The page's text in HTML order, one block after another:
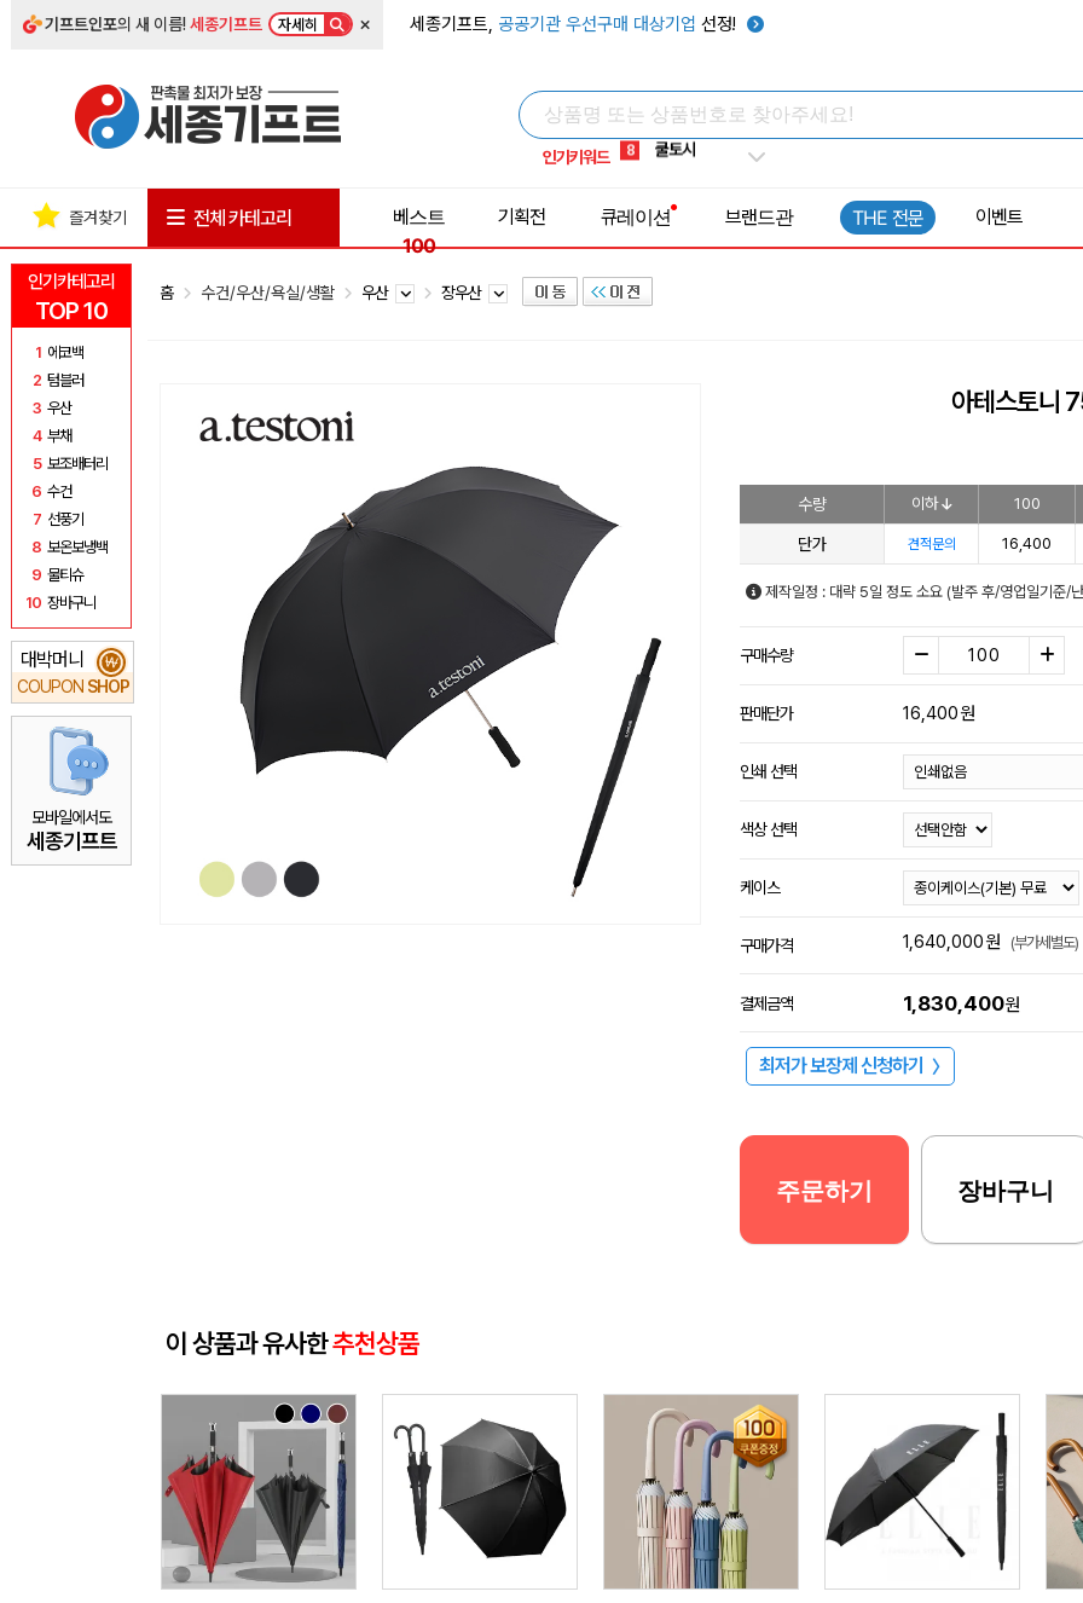
기프트인포의 새 이름!세종기프트 자세히 × 세종기프트, 공공기관 우선구매 대상기업 선정!
인기키워드
5 키캡
8 쿨토시
9 넥쿨러
1 선풍기
인기카테고리
TOP 10
1 에코백
2 텀블러
3 우산
4 부채
5 보조배터리
6 수건
7 선풍기
8 보온보냉백
9 물티슈
10 장바구니
대박머니
COUPON SHOP
₩
모바일에서도
세종기프트
즐겨찾기 전체 카테고리
베스트
100
기획전 큐레이션 브랜드관 THE 전문 이벤트
홈 수건/우산/욕실/생활 우산 장우산
아테스토니
수량 이하 100
단가 견적문의 16,400
제작일정 : 대략 5일 정도 소요 (발주 후/영업일기준/
구매수량
판매단가 16,400원
인쇄 선택
색상 선택
케이스
구매가격 1,640,000원 (부가세별도)
결제금액 1,830,400원
최저가 보장제 신청하기 〉
주문하기 장바구니
이 상품과 유사한추천상품